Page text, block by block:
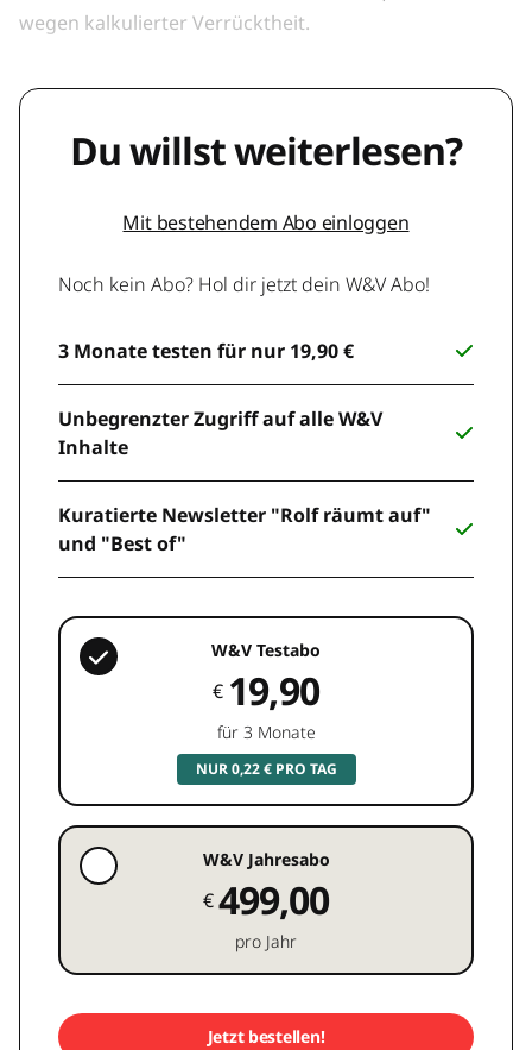
wegen kalkulierter Verrücktheit.
Du willst weiterlesen?
Mit bestehendem Abo einloggen
Noch kein Abo? Hol dir jetzt dein W&V Abo!
3 Monate testen für nur 19,90 €
Unbegrenzter Zugriff auf alle W&V
Inhalte
Kuratierte Newsletter "Rolf räumt auf"
und "Best of"
W&V Testabo
€ 19,90
für 3 Monate
NUR 0,22 € PRO TAG
W&V Jahresabo
€499,00
pro Jahr
Jetzt bestellen!